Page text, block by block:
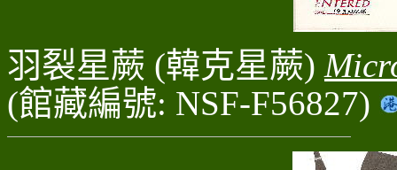
羽裂星蕨 (韓克星蕨)
(館藏編號: NSF-F56827)